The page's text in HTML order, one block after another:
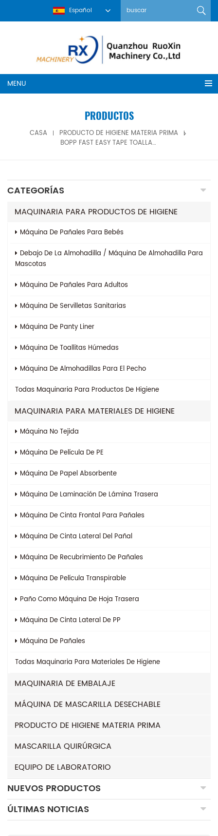
Español
MENU
PRODUCTOS
CASA
PRODUCTO DE HIGIENE MATERIA PRIMA
BOPP FAST EASY TAPE TOALLAS SANITARIAS CINTA ADHESIVA FÁCIL
CATEGORÍAS
MAQUINARIA PARA PRODUCTOS DE HIGIENE
Máquina De Pañales Para Bebés
Debajo De La Almohadilla / Máquina De Almohadilla Para
Mascotas
Máquina De Pañales Para Adultos
Máquina De Servilletas Sanitarias
Máquina De Panty Liner
Máquina De Toallitas Húmedas
Máquina De Almohadillas Para El Pecho
Todas Maquinaria Para Productos De Higiene
MAQUINARIA PARA MATERIALES DE HIGIENE
Máquina No Tejida
Máquina De Película De PE
Máquina De Papel Absorbente
Máquina De Laminación De Lámina Trasera
Máquina De Cinta Frontal Para Pañales
Máquina De Cinta Lateral Del Pañal
Máquina De Recubrimiento De Pañales
Máquina De Película Transpirable
Paño Como Máquina De Hoja Trasera
Máquina De Cinta Lateral De PP
Máquina De Pañales
Todas Maquinaria Para Materiales De Higiene
MAQUINARIA DE EMBALAJE
MÁQUINA DE MASCARILLA DESECHABLE
PRODUCTO DE HIGIENE MATERIA PRIMA
MASCARILLA QUIRÚRGICA
EQUIPO DE LABORATORIO
NUEVOS PRODUCTOS
ÚLTIMAS NOTICIAS